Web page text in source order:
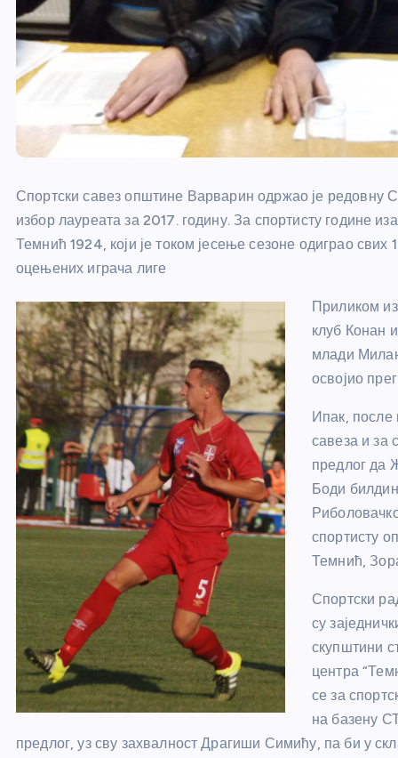
Спортски савез општине Варварин одржао је редовну
избор лауреата за 2017. годину. За спортисту године
Темнић 1924, који је током јесење сезоне одиграо
оцењених играча лиге
Приликом
клуб Конан
млади
освојио
Ипак, после
савеза и за
предлог да
Боди
спортисту
Темнић,
Спортски
су
скупштини
центра
се за
на базену
предлог, уз сву захвалност Драгиши Симићу, па би у